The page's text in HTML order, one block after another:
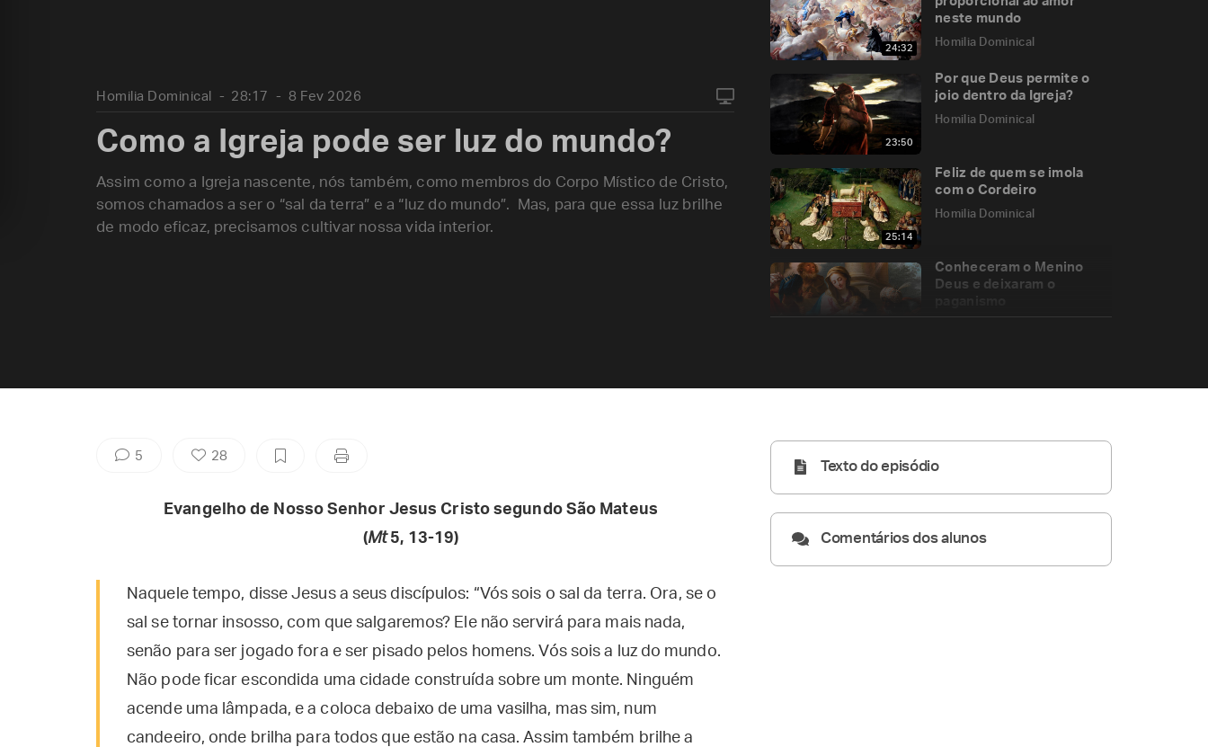
24:32
neste mundo
Homilia Dominical
23:50
Por que Deus permite o
joio dentro da Igreja?
Homilia Dominical
25:14
Feliz de quem se imola
com o Cordeiro
Homilia Dominical
Conheceram o Menino
Deus e deixaram o
Homilia Dominical 28:17 8 Fev 2026
Como a Igreja pode ser luz do mundo?
Assim como a Igreja nascente, nós também, como membros do Corpo Místico de Cristo,
somos chamados a ser o “sal da terra” e a “luz do mundo”. Mas, para que essa luz brilhe
de modo eficaz, precisamos cultivar nossa vida interior.
5 28
Evangelho de Nosso Senhor Jesus Cristo segundo São Mateus
(Mt5, 13-19)
Naquele tempo, disse Jesus a seus discípulos: “Vós sois o sal da terra. Ora, se o
sal se tornar insosso, com que salgaremos? Ele não servirá para mais nada,
senão para ser jogado fora e ser pisado pelos homens. Vós sois a luz do mundo.
Não pode ficar escondida uma cidade construída sobre um monte. Ninguém
acende uma lâmpada, e a coloca debaixo de uma vasilha, mas sim, num
candeeiro, onde brilha para todos que estão na casa. Assim também brilhe a
Texto do episódio
Comentários dos alunos